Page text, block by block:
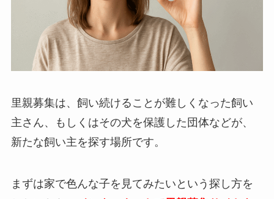
里親募集は、飼い続けることが難しくなった飼い
主さん、もしくはその犬を保護した団体などが、
新たな飼い主を探す場所です。
まずは家で色んな子を見てみたいという探し方を